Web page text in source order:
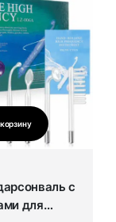
с
для